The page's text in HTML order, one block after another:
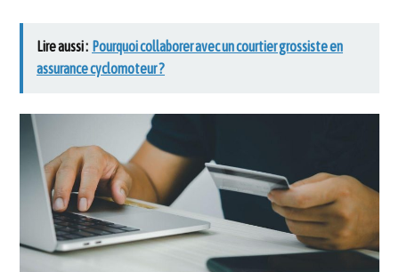
Lire aussi : Pourquoi collaborer avec un courtier grossiste en
assurance cyclomoteur ?